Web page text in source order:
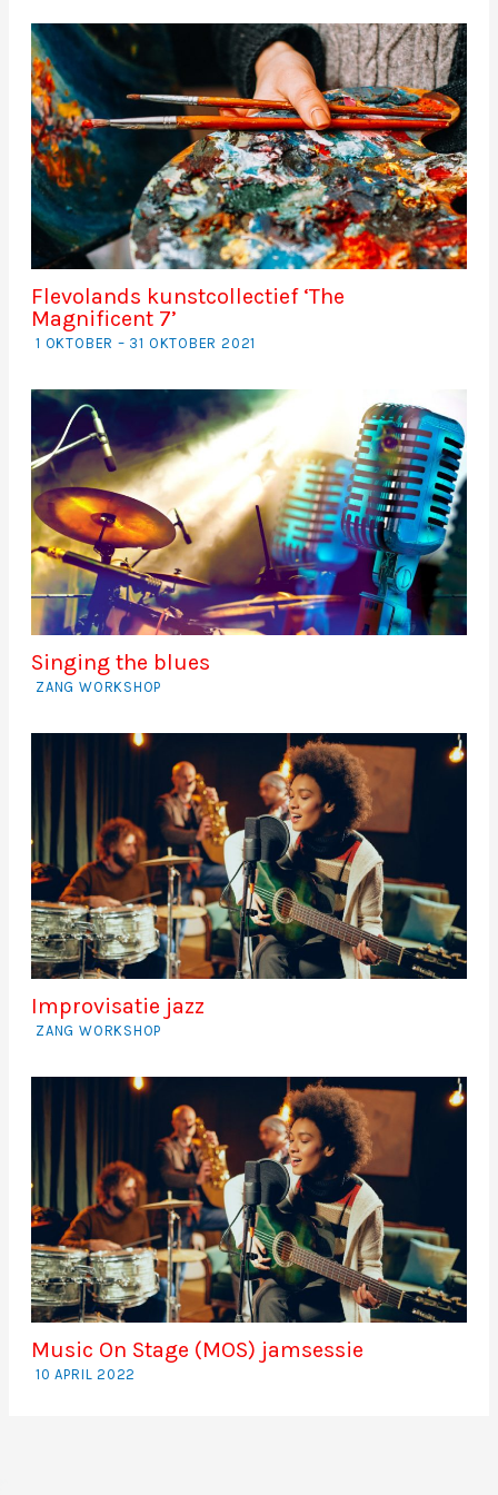
Flevolands kunstcollectief ‘The
Magnificent 7’
1 OKTOBER – 31 OKTOBER 2021
Singing the blues
ZANG WORKSHOP
Improvisatie jazz
ZANG WORKSHOP
Music On Stage (MOS) jamsessie
10 APRIL 2022